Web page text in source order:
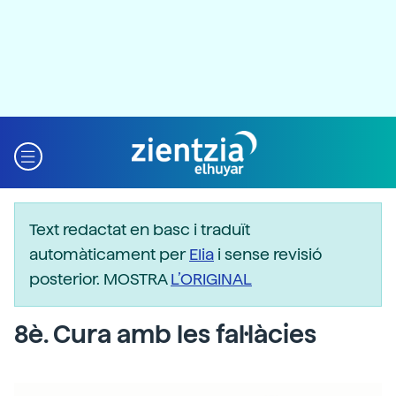
Text redactat en basc i traduït
automàticament perElia i sense revisió
posterior. MOSTRAL’ORIGINAL
8è. Cura amb les fal·làcies